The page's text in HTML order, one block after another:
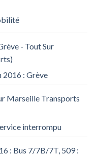
- Tout Sur
2016 : Grève
Marseille Transports
interrompu
: Bus 7/7B/7T, 509 :